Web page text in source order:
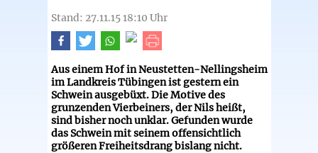
Stand: 27.11.15 18:10 Uhr
Aus einem Hof in Neustetten-Nellingsheim
im Landkreis Tübingen ist gestern ein
Schwein ausgebüxt. Die Motive des
grunzenden Vierbeiners, der Nils heißt,
sind bisher noch unklar. Gefunden wurde
das Schwein mit seinem offensichtlich
größeren Freiheitsdrang bislang nicht.